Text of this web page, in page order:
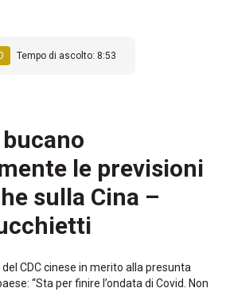
Tempo di ascolto: 8:53
le previsioni
sulla Cina –
CDC cinese in merito alla presunta
“Sta per finire l’ondata di Covid. Non